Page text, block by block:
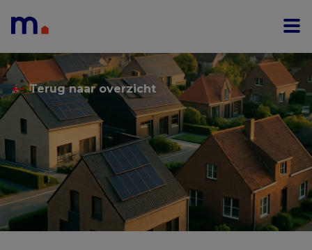
⟵Terug naar overzicht